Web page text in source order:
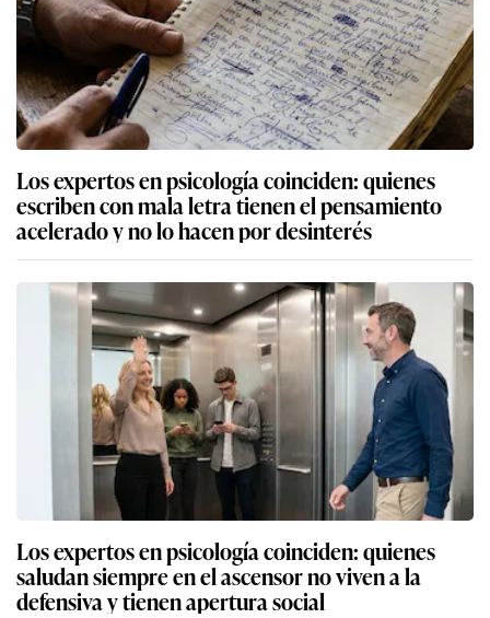
Los expertos en psicología coinciden: quienes
escriben con mala letra tienen el pensamiento
acelerado y no lo hacen por desinterés
Los expertos en psicología coinciden: quienes
saludan siempre en el ascensor no viven a la
defensiva y tienen apertura social